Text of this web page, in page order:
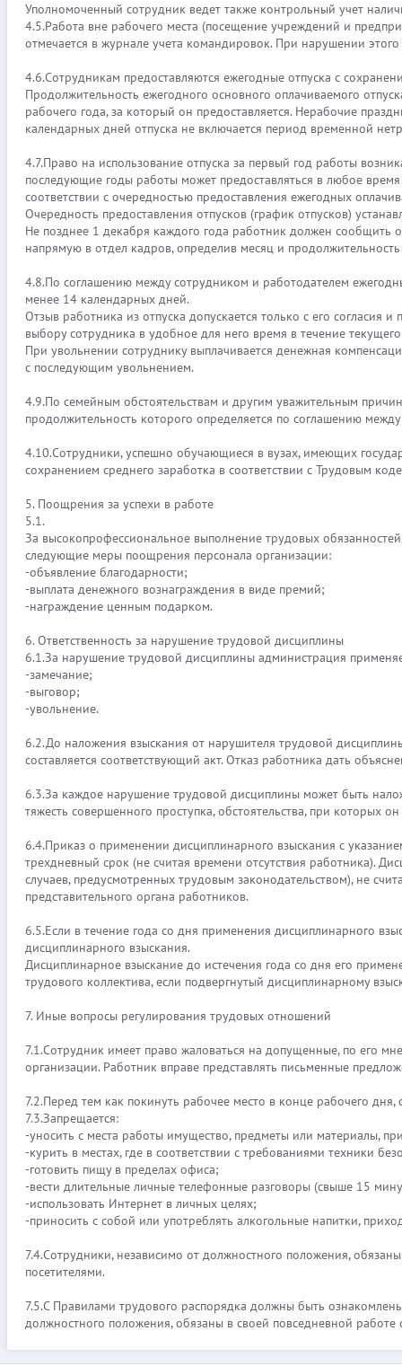
Уполномоченный сотрудник ведет также контрольный учет
4.5.Работа вне рабочего места (посещение учреждений и
отмечается в журнале учета командировок. При нарушении
4.6.Сотрудникам предоставляются ежегодные отпуска с
Продолжительность ежегодного основного оплачиваемого
рабочего года, за который он предоставляется. Нерабочие
календарных дней отпуска не включается период временной
4.7.Право на использование отпуска за первый год работы
последующие годы работы может предоставляться в любое
соответствии с очередностью предоставления ежегодных
Очередность предоставления отпусков (график отпусков)
Не позднее 1 декабря каждого года работник должен сообщить
напрямую в отдел кадров, определив месяц и
4.8.По соглашению между сотрудником и работодателем
менее 14 календарных дней.
Отзыв работника из отпуска допускается только с его согласия
выбору сотрудника в удобное для него время в течение
При увольнении сотруднику выплачивается денежная
с последующим увольнением.
4.9.По семейным обстоятельствам и другим уважительным
продолжительность которого определяется по соглашению
4.10.Сотрудники, успешно обучающиеся в вузах, имеющих
сохранением среднего заработка в соответствии с Трудовым
5. Поощрения за успехи в работе
5.1.
За высокопрофессиональное выполнение трудовых
следующие меры поощрения персонала организации:
-объявление благодарности;
-выплата денежного вознаграждения в виде премий;
-награждение ценным подарком.
6. Ответственность за нарушение трудовой дисциплины
6.1.За нарушение трудовой дисциплины администрация
-замечание;
-выговор;
-увольнение.
6.2.До наложения взыскания от нарушителя трудовой
составляется соответствующий акт. Отказ работника дать
6.3.За каждое нарушение трудовой дисциплины может быть
тяжесть совершенного проступка, обстоятельства, при которых
6.4.Приказ о применении дисциплинарного взыскания с
трехдневный срок (не считая времени отсутствия работника).
случаев, предусмотренных трудовым законодательством), не
представительного органа работников.
6.5.Если в течение года со дня применения дисциплинарного
дисциплинарного взыскания.
Дисциплинарное взыскание до истечения года со дня его
трудового коллектива, если подвергнутый дисциплинарному
7. Иные вопросы регулирования трудовых отношений
7.1.Сотрудник имеет право жаловаться на допущенные, по его
организации. Работник вправе представлять письменные
7.2.Перед тем как покинуть рабочее место в конце рабочего
7.3.Запрещается:
-уносить с места работы имущество, предметы или материалы,
-курить в местах, где в соответствии с требованиями техники
-готовить пищу в пределах офиса;
-вести длительные личные телефонные разговоры (свыше 15
-использовать Интернет в личных целях;
-приносить с собой или употреблять алкогольные напитки,
7.4.Сотрудники, независимо от должностного положения,
посетителями.
7.5.С Правилами трудового распорядка должны быть
должностного положения, обязаны в своей повседневной